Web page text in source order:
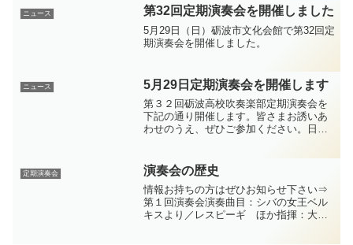
ます。また、今後の状況を見ながら、延
期開催の可能性を模...
ニュース 第32回定期演奏会を開催しました
5月29日（日）砺波市文化会館で第32回定
期演奏会を開催しました。
ニュース 5月29日定期演奏会を開催します
第３２回砺波高校吹奏楽部定期演奏会を
下記の通り開催します。皆さまお誘いあ
わせのうえ、ぜひご参加ください。日
所 砺波市文化会館 大ホール入場料
３００円2022砺波高校吹...
定期演奏会 演奏会の歴史
情報お持ちの方はぜひお知らせ下さい⇒
第１回演奏会演奏曲目：シバの女王ベル
キスより／レスピーギ ほか指揮：大坪